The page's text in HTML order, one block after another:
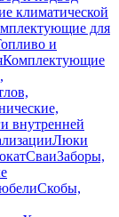
климатической
для
и
Комплектующие
внутренней
Люки
СваиЗаборы,
Скобы,